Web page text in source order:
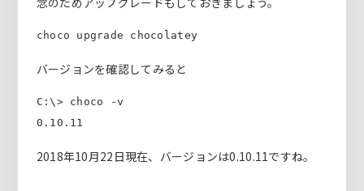
choco upgrade chocolatey
バージョンを確認してみると
C:\> choco -v
0.10.11
2018年10月22日現在、バージョンは0.10.11ですね。